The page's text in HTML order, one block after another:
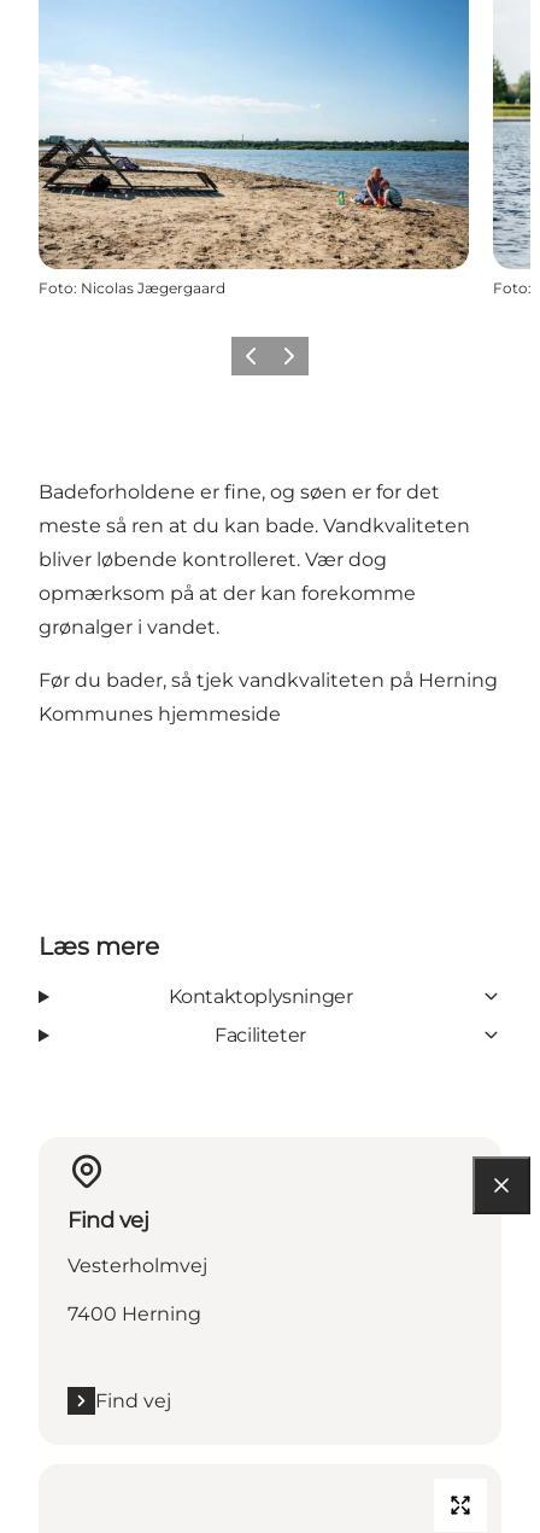
Foto: Nicolas Jægergaard Foto:
Forrige billede
Næste billede
Badeforholdene er fine, og søen er for det
meste så ren at du kan bade. Vandkvaliteten
bliver løbende kontrolleret. Vær dog
opmærksom på at der kan forekomme
grønalger i vandet.
Før du bader, så tjek vandkvaliteten på Herning
Kommunes hjemmeside
Læs mere
Kontaktoplysninger
Faciliteter
Find vej
Vesterholmvej
7400 Herning
Find vej